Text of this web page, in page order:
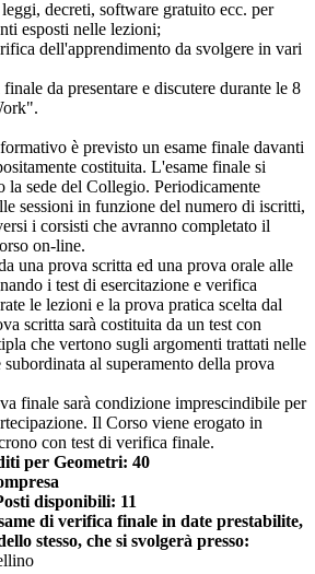
decreti, software gratuito ecc. per
esposti nelle lezioni;
dell'apprendimento da svolgere in vari
da presentare e discutere durante le 8
è previsto un esame finale davanti
costituita. L'esame finale si
la sede del Collegio. Periodicamente
sessioni in funzione del numero di iscritti,
i corsisti che avranno completato il
on-line.
una prova scritta ed una prova orale alle
i test di esercitazione e verifica
le lezioni e la prova pratica scelta dal
scritta sarà costituita da un test con
che vertono sugli argomenti trattati nelle
al superamento della prova
finale sarà condizione imprescindibile per
Il Corso viene erogato in
con test di verifica finale.
per Geometri: 40
disponibili: 11
di verifica finale in date prestabilite,
stesso, che si svolgerà presso: